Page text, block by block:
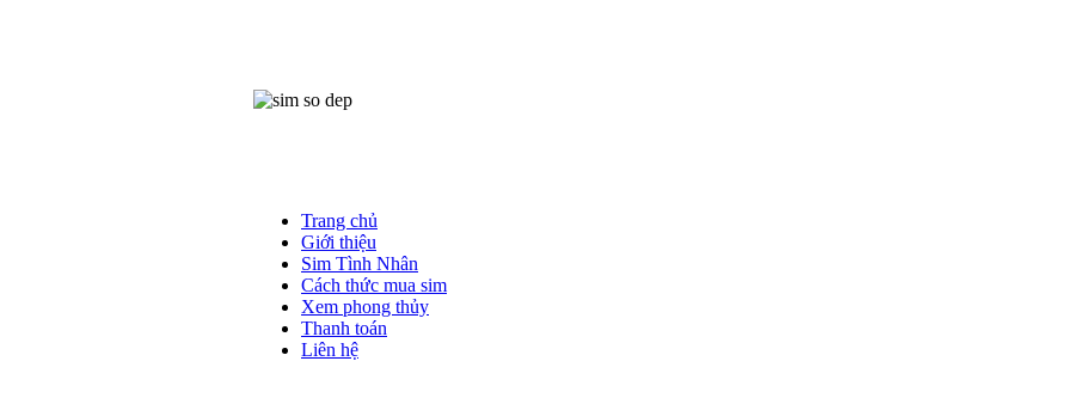
Trang chủ
Giới thiệu
Sim Tình Nhân
Cách thức mua sim
Xem phong thủy
Thanh toán
Liên hệ